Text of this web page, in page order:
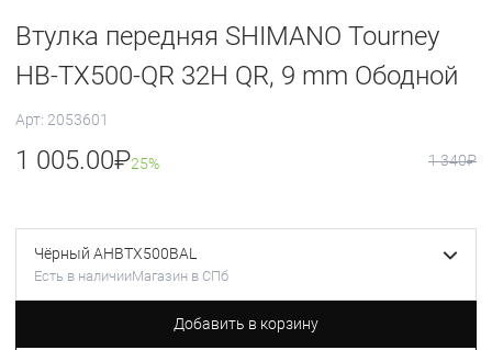
Втулка передняя SHIMANO Tourney
HB-TX500-QR 32H QR, 9 mm Ободной
Арт: 2053601
1 005.00₽25% 1 340₽
Чёрный AHBTX500BAL
Есть в наличииМагазин в СПб
Добавить в корзину